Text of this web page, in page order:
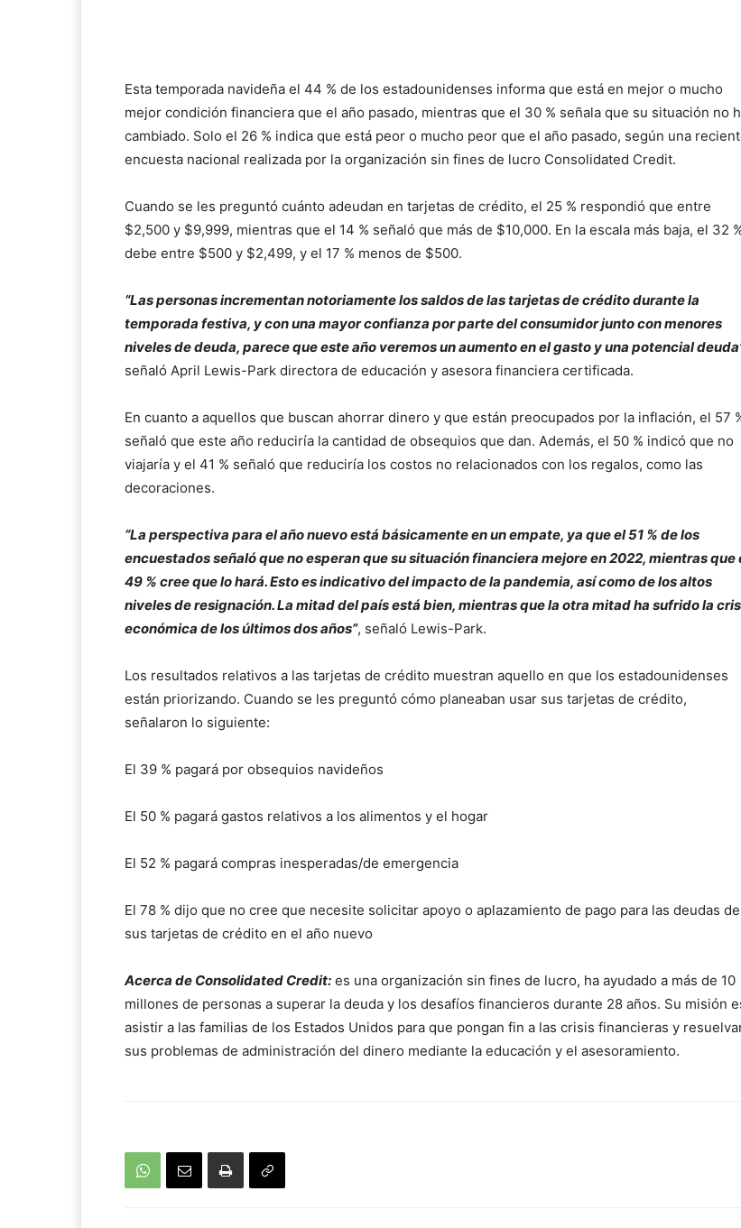
Esta temporada navideña el 44 % de los estadounidenses informa que está en mejor o mucho
mejor condición financiera que el año pasado, mientras que el 30 % señala que su situación no
cambiado. Solo el 26 % indica que está peor o mucho peor que el año pasado, según una
encuesta nacional realizada por la organización sin fines de lucro Consolidated Credit.
Cuando se les preguntó cuánto adeudan en tarjetas de crédito, el 25 % respondió que entre
$2,500 y $9,999, mientras que el 14 % señaló que más de $10,000. En la escala más baja, el 32
debe entre $500 y $2,499, y el 17 % menos de $500.
“Las personas incrementan notoriamente los saldos de las tarjetas de crédito durante la
temporada festiva, y con una mayor confianza por parte del consumidor junto con menores
niveles de deuda, parece que este año veremos un aumento en el gasto y una potencial
señaló April Lewis-Park directora de educación y asesora financiera certificada.
En cuanto a aquellos que buscan ahorrar dinero y que están preocupados por la inflación, el 57
señaló que este año reduciría la cantidad de obsequios que dan. Además, el 50 % indicó que no
viajaría y el 41 % señaló que reduciría los costos no relacionados con los regalos, como las
decoraciones.
“La perspectiva para el año nuevo está básicamente en un empate, ya que el 51 % de los
encuestados señaló que no esperan que su situación financiera mejore en 2022, mientras que
49 % cree que lo hará. Esto es indicativo del impacto de la pandemia, así como de los altos
niveles de resignación. La mitad del país está bien, mientras que la otra mitad ha sufrido la
económica de los últimos dos años”, señaló Lewis-Park.
Los resultados relativos a las tarjetas de crédito muestran aquello en que los estadounidenses
están priorizando. Cuando se les preguntó cómo planeaban usar sus tarjetas de crédito,
señalaron lo siguiente:
El 39 % pagará por obsequios navideños
El 50 % pagará gastos relativos a los alimentos y el hogar
El 52 % pagará compras inesperadas/de emergencia
El 78 % dijo que no cree que necesite solicitar apoyo o aplazamiento de pago para las deudas de
sus tarjetas de crédito en el año nuevo
Acerca de Consolidated Credit: es una organización sin fines de lucro, ha ayudado a más de 10
millones de personas a superar la deuda y los desafíos financieros durante 28 años. Su misión
asistir a las familias de los Estados Unidos para que pongan fin a las crisis financieras y
sus problemas de administración del dinero mediante la educación y el asesoramiento.